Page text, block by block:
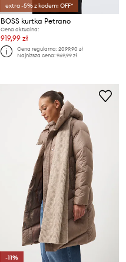
extra -5% z kodem: OFF*
BOSS kurtka Petrano
Cena aktualna:
919,99 zł
Cena regularna:2099,90 zł
Najniższa cena:969,99 zł
-11%